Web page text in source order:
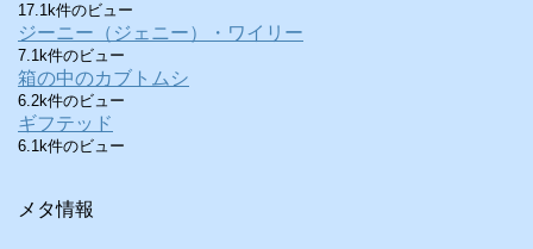
17.1k件のビュー
ジーニー（ジェニー）・ワイリー
7.1k件のビュー
箱の中のカブトムシ
6.2k件のビュー
ギフテッド
6.1k件のビュー
メタ情報